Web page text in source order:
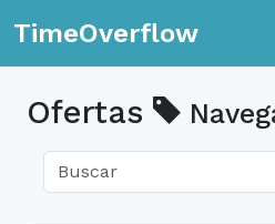
TimeOverflow
Ofertas